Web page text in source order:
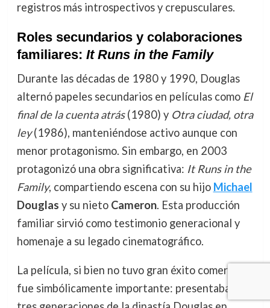
registros más introspectivos y crepusculares.
Roles secundarios y colaboraciones
familiares: It Runs in the Family
Durante las décadas de 1980 y 1990, Douglas
alternó papeles secundarios en películas como El
final de la cuenta atrás(1980) y Otra ciudad, otra
ley(1986), manteniéndose activo aunque con
menor protagonismo. Sin embargo, en 2003
protagonizó una obra significativa: It Runs in the
Family, compartiendo escena con su hijo Michael
Douglas y su nieto Cameron. Esta producción
familiar sirvió como testimonio generacional y
homenaje a su legado cinematográfico.
La película, si bien no tuvo gran éxito comercial,
fue simbólicamente importante: presentaba a